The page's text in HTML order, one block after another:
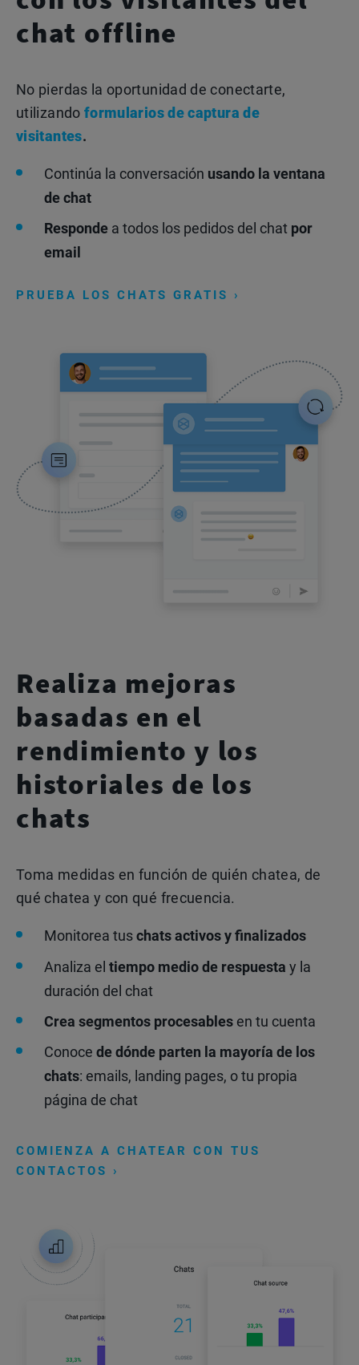
chat offline
No pierdas la oportunidad de conectarte,
utilizando formularios de captura de
visitantes.
Continúa la conversación usando la ventana
de chat
Responde a todos los pedidos del chat por
email
PRUEBA LOS CHATS GRATIS ›
Realiza mejoras
basadas en el
rendimiento y los
historiales de los
chats
Toma medidas en función de quién chatea, de
qué chatea y con qué frecuencia.
Monitorea tuschats activos y finalizados
Analiza el tiempo medio de respuesta y la
duración del chat
Crea segmentos procesables en tu cuenta
Conoce de dónde parten la mayoría de los
chats: emails, landing pages, o tu propia
página de chat
COMIENZA A CHATEAR CON TUS
CONTACTOS ›